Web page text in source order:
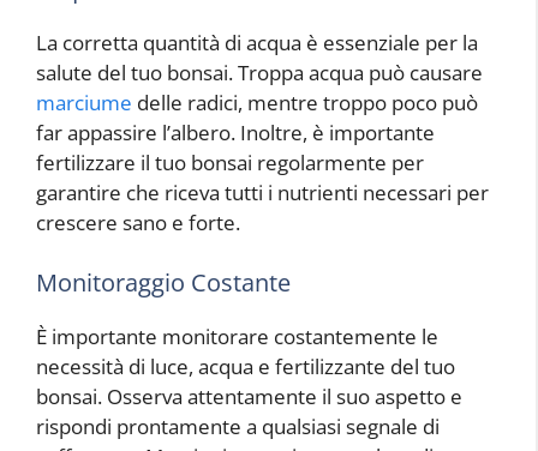
La corretta quantità di acqua è essenziale per la
salute del tuo bonsai. Troppa acqua può causare
marciume delle radici, mentre troppo poco può
far appassire l’albero. Inoltre, è importante
fertilizzare il tuo bonsai regolarmente per
garantire che riceva tutti i nutrienti necessari per
crescere sano e forte.
Monitoraggio Costante
È importante monitorare costantemente le
necessità di luce, acqua e fertilizzante del tuo
bonsai. Osserva attentamente il suo aspetto e
rispondi prontamente a qualsiasi segnale di